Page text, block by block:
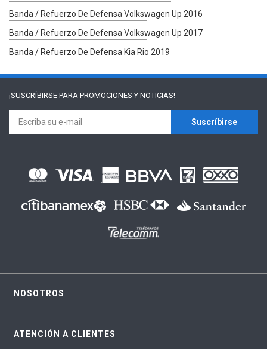
Banda / Refuerzo De Defensa Volkswagen Up 2016
Banda / Refuerzo De Defensa Volkswagen Up 2017
Banda / Refuerzo De Defensa Kia Rio 2019
¡SUSCRÍBIRSE PARA PROMOCIONES Y NOTICIAS!
Suscríbirse
NOSOTROS
ATENCIÓN A CLIENTES